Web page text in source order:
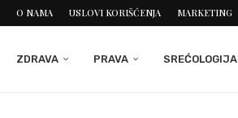
O NAMA USLOVI KORIŠĆENJA MARKETING
ZDRAVA PRAVA SREĆOLOGIJA